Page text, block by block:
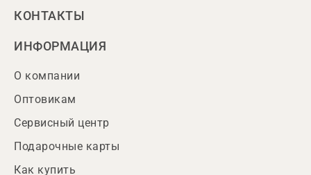
КОНТАКТЫ
ИНФОРМАЦИЯ
О компании
Оптовикам
Сервисный центр
Подарочные карты
Как купить